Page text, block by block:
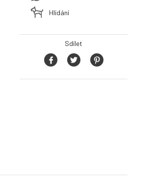
Hlídání
Sdílet